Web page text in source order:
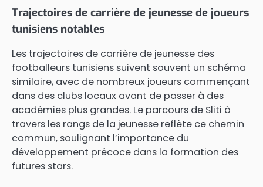
Trajectoires de carrière de jeunesse de joueurs
tunisiens notables
Les trajectoires de carrière de jeunesse des
footballeurs tunisiens suivent souvent un schéma
similaire, avec de nombreux joueurs commençant
dans des clubs locaux avant de passer à des
académies plus grandes. Le parcours de Sliti à
travers les rangs de la jeunesse reflète ce chemin
commun, soulignant l’importance du
développement précoce dans la formation des
futures stars.